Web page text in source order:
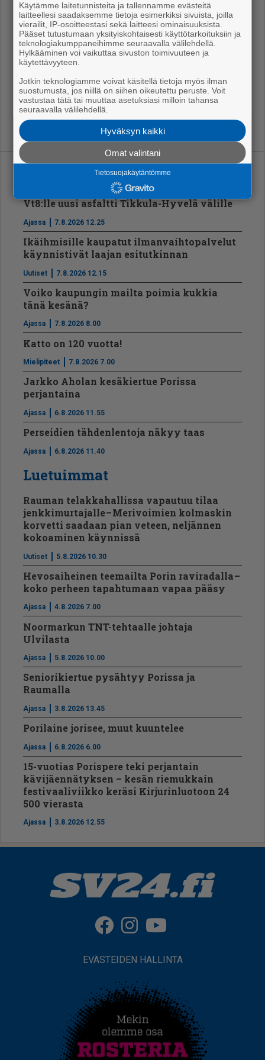
Nyt sol­mit­tu pe­ri­aa­te­pää­tös tuo­daan kau­pun­gin­val­
tuus­ton kä­sit­te­lyyn yli­mää­räi­ses­sä ko­kouk­ses­sa
maa­nan­tai­na 15. ke­sä­kuu­ta.
oli­si voi­tu huo­leh­tia pa­rem­min­kin.
Uusimmat
Vt8:lle uusi asfaltti Tikkula-Hyvelä välille
Ajassa 7.8.2026 12.25
Ikäihmisille kaupatut ilmanvaihtopalvelut
käynnistivät laajan esitutkinnan
Uutiset 7.8.2026 12.15
Voiko kaupungin mailta poimia kukkia
tänä kesänä?
Ajassa 7.8.2026 8.00
Katto on 120 vuotta!
Mielipiteet 7.8.2026 7.00
Jarkko Aholan kesäkiertue Porissa
perjantaina
Ajassa 6.8.2026 11.55
Perseidien tähdenlentoja näkyy taas
Ajassa 6.8.2026 11.40
Luetuimmat
Rauman telakkahallissa vapautuu tilaa
jenkkimurtajalle – Merivoimien kolmaskin
korvetti saadaan pian veteen, neljännen
kokoaminen käynnissä
Uutiset 5.8.2026 10.30
Hevosaiheinen teemailta Porin raviradalla –
koko perheen tapahtumaan vapaa pääsy
Ajassa 4.8.2026 7.00
Noormarkun TNT-tehtaalle johtaja
Ulvilasta
Ajassa 5.8.2026 10.00
Seniorikiertue pysähtyy Porissa ja
Raumalla
Ajassa 3.8.2026 13.45
Porilaine jorisee, muut kuuntelee
Ajassa 6.8.2026 6.00
15-vuotias Porispere teki perjantain
kävijäennätyksen – kesän riemukkain
festivaaliviikko keräsi Kirjurinluotoon 24
500 vierasta
Ajassa 3.8.2026 12.55
EVÄSTEIDEN HALLINTA
Käytämme laitetunnisteita ja tallennamme evästeitä
laitteellesi saadaksemme tietoja esimerkiksi sivuista, joilla
vierailit, IP-osoitteestasi sekä laitteesi ominaisuuksista.
Pääset tutustumaan yksityiskohtaisesti käyttötarkoituksiin ja
teknologiakumppaneihimme seuraavalla välilehdellä.
Hylkääminen voi vaikuttaa sivuston toimivuuteen ja
käytettävyyteen.
Jotkin teknologiamme voivat käsitellä tietoja myös ilman
suostumusta, jos niillä on siihen oikeutettu peruste. Voit
vastustaa tätä tai muuttaa asetuksiasi milloin tahansa
seuraavalla välilehdellä.
Hyväksyn kaikki
Omat valintani
Tietosuojakäytäntömme